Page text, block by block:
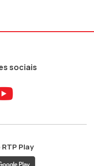
sociais
ao ao
Aceder
RTP Play